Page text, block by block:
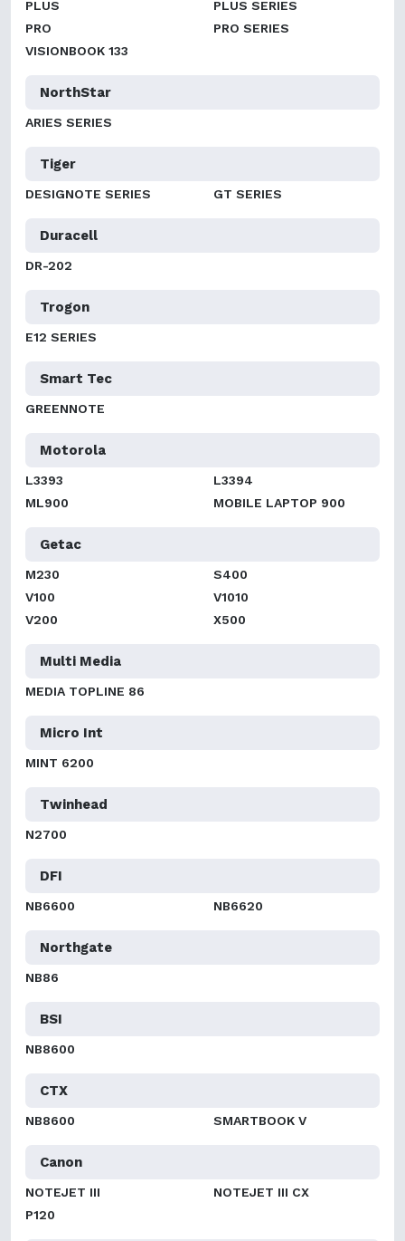
PLUS
PLUS SERIES
PRO
PRO SERIES
VISIONBOOK 133
NorthStar
ARIES SERIES
Tiger
DESIGNOTE SERIES GT SERIES
Duracell
DR-202
Trogon
E12 SERIES
Smart Tec
GREENNOTE
Motorola
L3393
L3394
ML900
MOBILE LAPTOP 900
Getac
M230
S400
V100
V1010
V200
X500
Multi Media
MEDIA TOPLINE 86
Micro Int
MINT 6200
Twinhead
N2700
DFI
NB6600 NB6620
Northgate
NB86
BSI
NB8600
CTX
NB8600 SMARTBOOK V
Canon
NOTEJET III
NOTEJET III CX
P120